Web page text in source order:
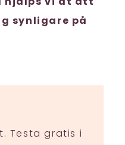
synligare på
Testa gratis i